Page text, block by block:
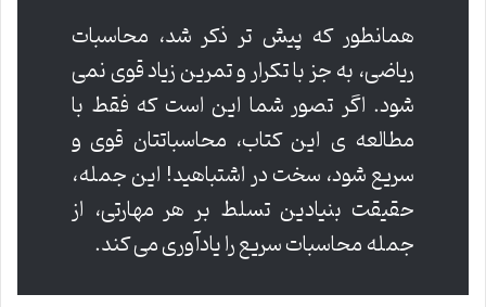
همانطور که پیش تر ذکر شد، محاسبات
ریاضی، به جز با تکرار و تمرین زیاد قوی نمی
شود. اگر تصور شما این است که فقط با
مطالعه ی این کتاب، محاسباتتان قوی و
سریع شود، سخت در اشتباهید! این جمله،
حقیقت بنیادین تسلط بر هر مهارتی، از
جمله محاسبات سریع را یادآوری می کند.